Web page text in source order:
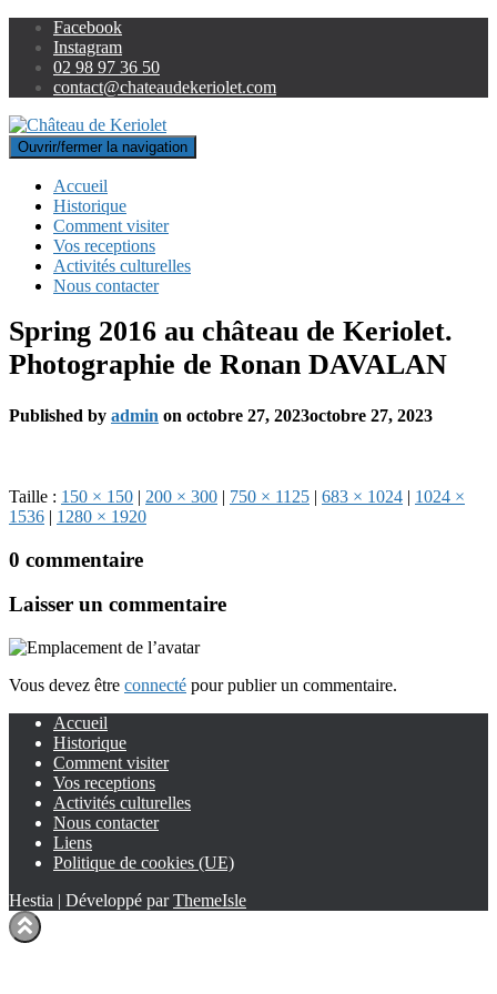
Facebook
Instagram
02 98 97 36 50
contact@chateaudekeriolet.com
Ouvrir/fermer la navigation
Accueil
Historique
Comment visiter
Vos receptions
Activités culturelles
Nous contacter
Spring 2016 au château de Keriolet.
Photographie de Ronan DAVALAN
Published by admin on octobre 27, 2023octobre 27, 2023
Taille : 150 × 150 | 200 × 300 | 750 × 1125 | 683 × 1024 | 1024 ×
1536 | 1280 × 1920
0 commentaire
Laisser un commentaire
Vous devez être connecté pour publier un commentaire.
Accueil
Historique
Comment visiter
Vos receptions
Activités culturelles
Nous contacter
Liens
Politique de cookies (UE)
Hestia | Développé parThemeIsle